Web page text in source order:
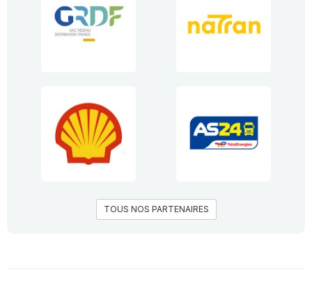
TOUS NOS PARTENAIRES